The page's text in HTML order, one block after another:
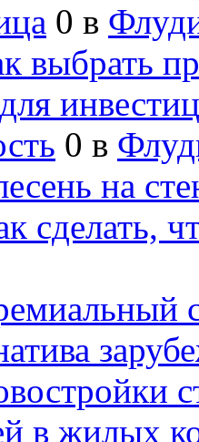
0 в
выбрать
0 в
на
сделать,
в жилых